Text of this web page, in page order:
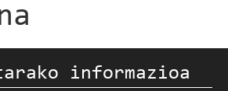
informazioa